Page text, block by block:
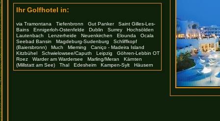
Ihr Golfhotel in:
via Tramontana Tiefenbronn Gut Panker
Saint Gilles-Les-
Bains
Ennigerloh-Ostenfelde Dublin Surrey
Hochsölden
Lautenbach
Lenzerheide Neuenkirchen Elounda
Ocala
Seebad Bansin
Magdeburg-Sudenburg
Schliffkopf
(Baiersbronn)
Much Mieming
Caniço - Madeira Island
Kitzbühel
Schwielowsee/Caputh Leipzig
Göhren-Lebbin OT
Roez
Warder am Wardersee Marling/Meran
Kärnten
(Millstatt am See)
Thal Edesheim Kampen-Sylt Häusern